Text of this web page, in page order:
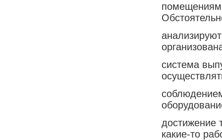
система
достижение
какие-то